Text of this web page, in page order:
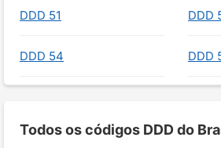
DDD 51 DDD
DDD 54 DDD
Todos os códigos DDD do